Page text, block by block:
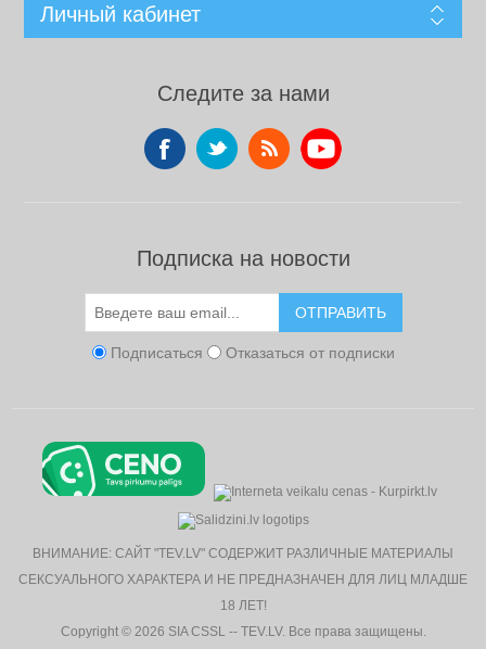
Личный кабинет
Следите за нами
Подписка на новости
ОТПРАВИТЬ
Подписаться Отказаться от подписки
ВНИМАНИЕ: САЙТ "TEV.LV" СОДЕРЖИТ РАЗЛИЧНЫЕ МАТЕРИАЛЫ
СЕКСУАЛЬНОГО ХАРАКТЕРА И НЕ ПРЕДНАЗНАЧЕН ДЛЯ ЛИЦ МЛАДШЕ
18 ЛЕТ!
Copyright © 2026 SIA CSSL -- TEV.LV. Все права защищены.